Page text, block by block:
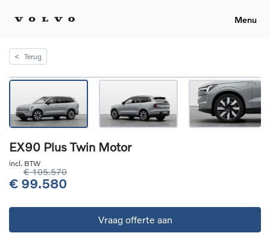
Menu
< Terug
EX90 Plus Twin Motor
incl. BTW
€ 105.570
€ 99.580
Vraag offerte aan